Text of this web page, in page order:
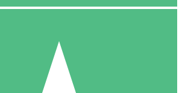
10 Downloads
20 00